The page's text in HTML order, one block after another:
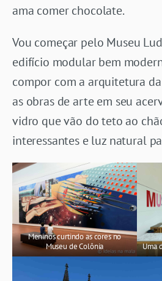
ama comer chocolate.
Vou começar pelo Museu
edifício modular bem
compor com a arquitetura
as obras de arte em seu
vidro que vão do teto ao
interessantes e luz natural
Meninos curtindo as cores no
Museu de Colônia
Uma